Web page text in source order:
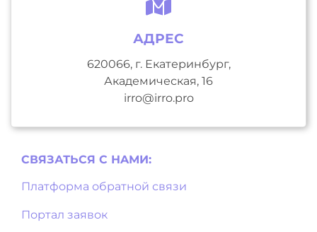
АДРЕС
620066, г. Екатеринбург,
Академическая, 16
irro@irro.pro
СВЯЗАТЬСЯ С НAМИ:
Платформа обратной связи
Портал заявок